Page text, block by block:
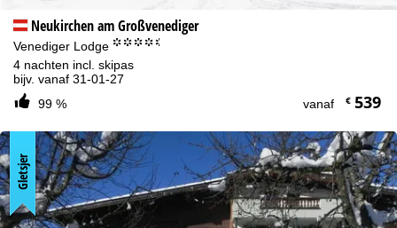
Neukirchen am Großvenediger
Venediger Lodge °°°°.
4 nachten incl. skipas
bijv. vanaf 31-01-27
99 %
vanaf €539
Gletsjer